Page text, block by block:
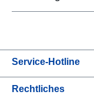
Service-Hotline
Rechtliches